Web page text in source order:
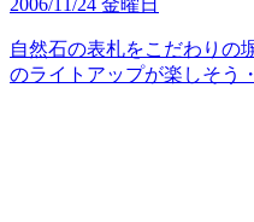
自然石の表札をこだわりの
のライトアップが楽しそう